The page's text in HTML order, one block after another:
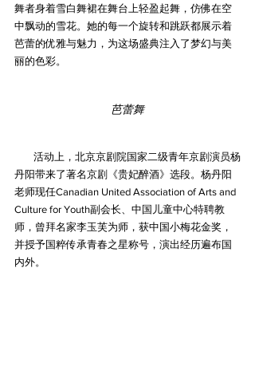
舞者身着雪白舞裙在舞台上轻盈起舞，仿佛在空
中飘动的雪花。她的每一个旋转和跳跃都展示着
芭蕾的优雅与魅力，为这场盛典注入了梦幻与美
丽的色彩。
芭蕾舞
活动上，北京京剧院国家二级青年京剧演员杨
丹阳带来了著名京剧《贵妃醉酒》选段。杨丹阳
老师现任Canadian United Association of Arts and
Culture for Youth副会长、中国儿童中心特聘教
师，曾拜名家李玉芙为师，获中国小梅花金奖，
并授予国粹传承青春之星称号，演出经历遍布国
内外。